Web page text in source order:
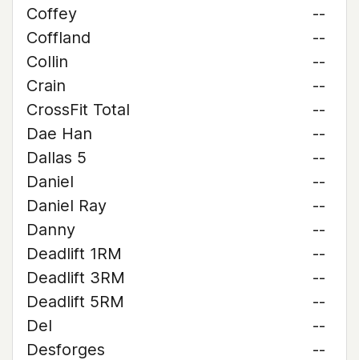
Coffey
--
Coffland
--
Collin
--
Crain
--
CrossFit Total
--
Dae Han
--
Dallas 5
--
Daniel
--
Daniel Ray
--
Danny
--
Deadlift 1RM
--
Deadlift 3RM
--
Deadlift 5RM
--
Del
--
Desforges
--